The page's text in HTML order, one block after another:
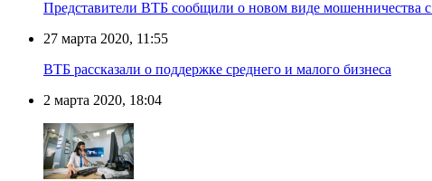
Представители ВТБ сообщили о новом виде мошенничества
27 марта 2020, 11:55
ВТБ рассказали о поддержке среднего и малого бизнеса
2 марта 2020, 18:04